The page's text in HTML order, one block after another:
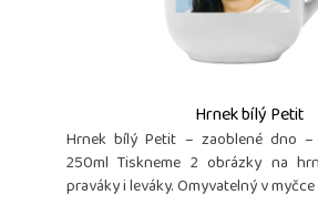
Hrnek bílý Petit
Hrnek bílý Petit – zaoblené dno
250ml Tiskneme 2 obrázky na
praváky i leváky. Omyvatelný v